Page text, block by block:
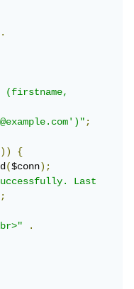
.
(firstname,
;
))
{
($conn);
Last
;
.